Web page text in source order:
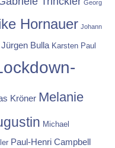
Georg
Hornauer Johann
Jürgen Bulla Karsten Paul
Kröner Melanie
Michael
Paul-Henri Campbell